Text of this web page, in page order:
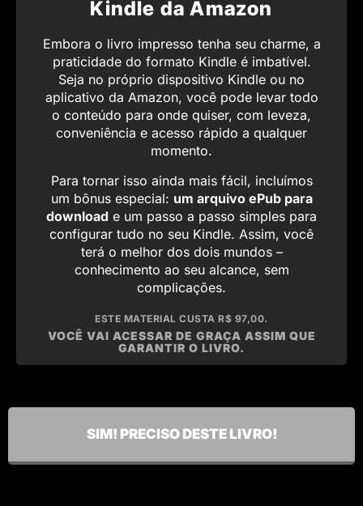
Kindle da Amazon
Embora o livro impresso tenha seu charme, a
praticidade do formato Kindle é imbatível.
Seja no próprio dispositivo Kindle ou no
aplicativo da Amazon, você pode levar todo
o conteúdo para onde quiser, com leveza,
conveniência e acesso rápido a qualquer
momento.
Para tornar isso ainda mais fácil, incluímos
um bônus especial: um arquivo ePub para
download e um passo a passo simples para
configurar tudo no seu Kindle. Assim, você
terá o melhor dos dois mundos –
conhecimento ao seu alcance, sem
complicações.
ESTE MATERIAL CUSTA R$ 97,00.
VOCÊ VAI ACESSAR DE GRAÇA ASSIM QUE
GARANTIR O LIVRO.
SIM! PRECISO DESTE LIVRO!